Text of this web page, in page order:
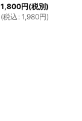
1,800円(税別)
(税込 : 1,980円)